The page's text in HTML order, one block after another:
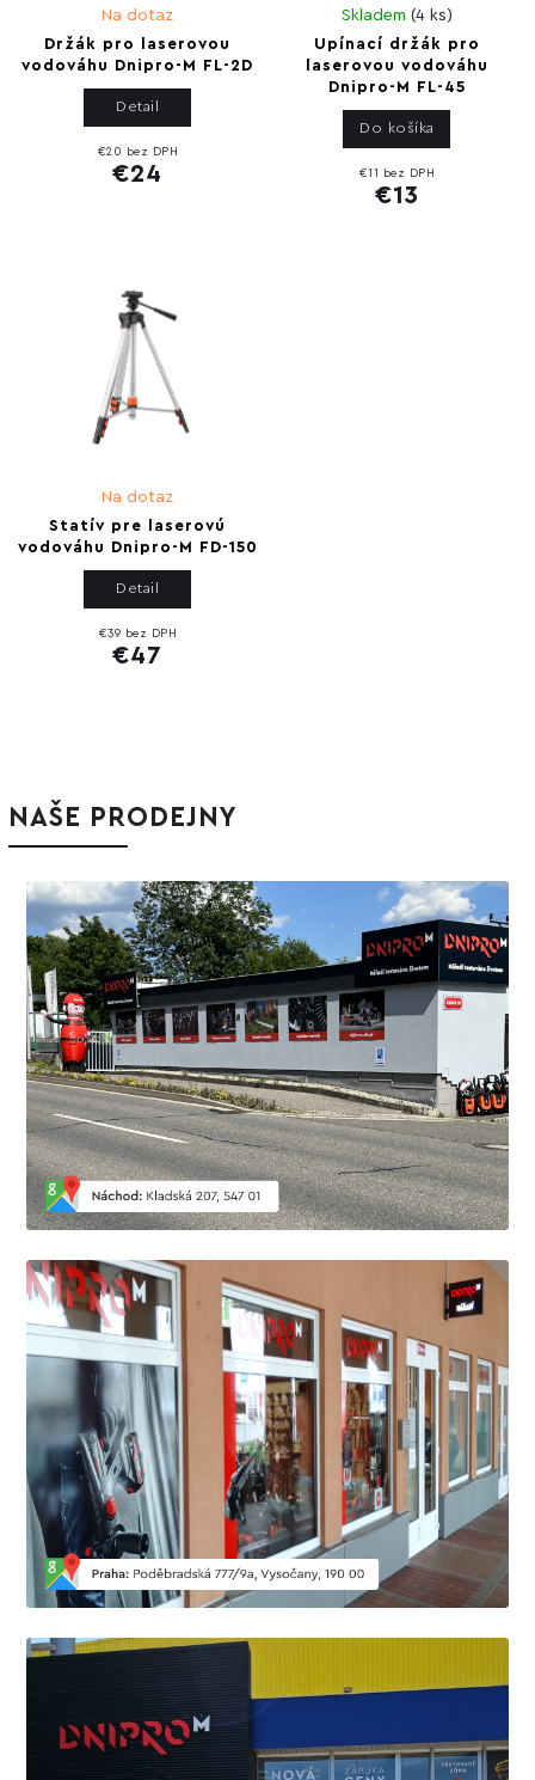
Držák pro laserovou
vodováhu Dnipro-M FL-2D
Na dotaz
€20 bez DPH
€24
Detail
Upínací držák pro
laserovou vodováhu
Dnipro-M FL-45
Skladem (4 ks)
€11 bez DPH
€13
Do košíka
Statív pre laserovú
vodováhu Dnipro-M FD-150
Na dotaz
€39 bez DPH
€47
Detail
NAŠE PRODEJNY